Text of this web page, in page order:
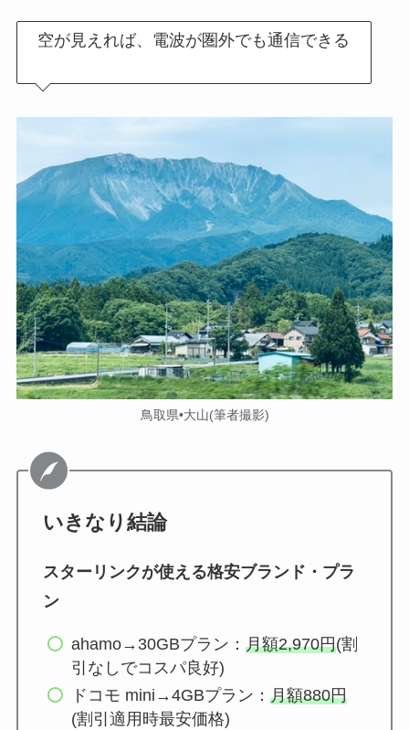
空が見えれば、電波が圏外でも通信できる
鳥取県•大山(筆者撮影)
いきなり結論
スターリンクが使える格安ブランド・プラ
ン
ahamo→30GBプラン：月額2,970円(割
引なしでコスパ良好)
ドコモ mini→4GBプラン：月額880円
(割引適用時最安価格)